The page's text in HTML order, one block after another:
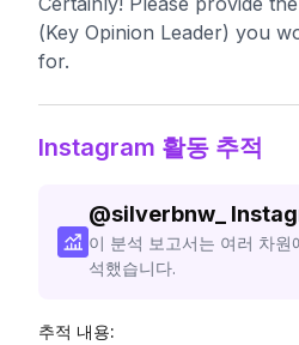
(Key Opinion Leader) you
for.
Instagram 활동 추적
@silverbnw_
이 분석 보고서는 여러 차
석했습니다.
추적 내용: